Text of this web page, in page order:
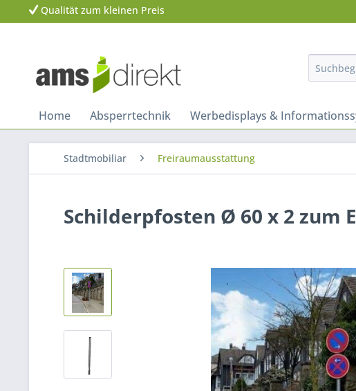
Qualität zum kleinen Preis
Home Absperrtechnik Werbedisplays &
Stadtmobiliar Freiraumausstattung
Schilderpfosten Ø 60 x 2 zum